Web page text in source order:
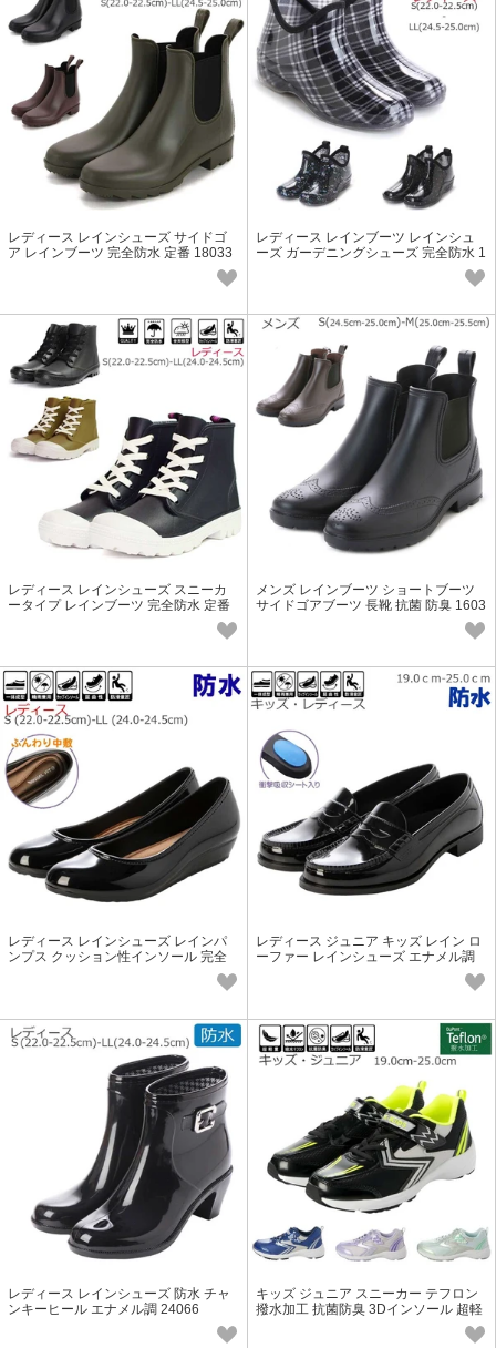
レディース レインシューズ サイドゴ
ア レインブーツ 完全防水 定番 18033
レディース レインブーツ レインシュ
ーズ ガーデニングシューズ 完全防水 1
レディース レインシューズ スニーカ
ータイプ レインブーツ 完全防水 定番
メンズ レインブーツ ショートブーツ
サイドゴアブーツ 長靴 抗菌 防臭 1603
レディース レインシューズ レインパ
ンプス クッション性インソール 完全
レディース ジュニア キッズ レイン ロ
ーファー レインシューズ エナメル調
レディース レインシューズ 防水 チャ
ンキーヒール エナメル調 24066
キッズ ジュニア スニーカー テフロン
撥水加工 抗菌防臭 3Dインソール 超軽